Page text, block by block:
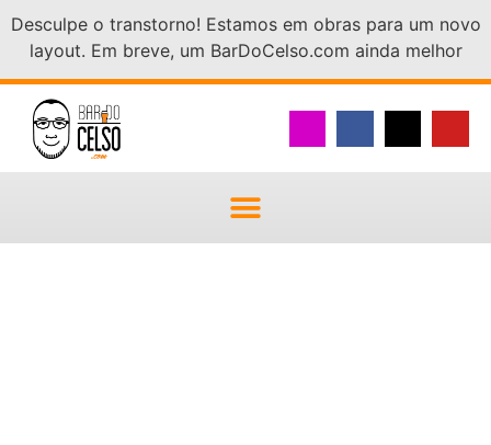
Desculpe o transtorno! Estamos em obras para um novo
layout. Em breve, um BarDoCelso.com ainda melhor